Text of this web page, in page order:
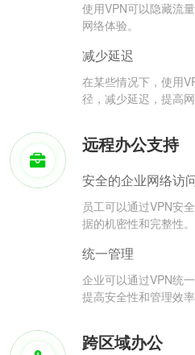
使用VPN可以隐藏流
网络体验。
减少延迟
在某些情况下，使用
径，减少延迟，提高网
远程办公支持
安全的企业网络访
员工可以通过VPN安
据的机密性和完整性。
统一管理
企业可以通过VPN统
提高安全性和管理效率
跨区域办公